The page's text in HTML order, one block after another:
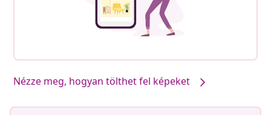
Nézze meg, hogyan tölthet fel képeket